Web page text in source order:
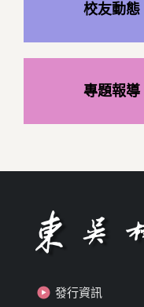
校友動態
專題報導
發行資訊